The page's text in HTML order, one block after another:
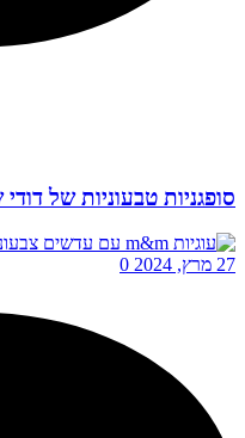
סופגניות טבעוניות של דודי
27 מרץ, 2024 0